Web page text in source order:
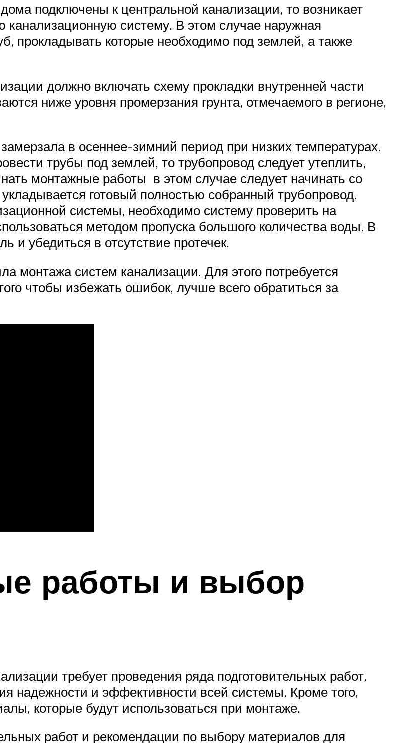
подключены к центральной канализации, то возникает
канализационную систему. В этом случае наружная
прокладывать которые необходимо под землей, а также
должно включать схему прокладки внутренней части
ниже уровня промерзания грунта, отмечаемого в регионе,
в осеннее-зимний период при низких температурах.
трубы под землей, то трубопровод следует утеплить,
монтажные работы в этом случае следует начинать со
готовый полностью собранный трубопровод.
системы, необходимо систему проверить на
методом пропуска большого количества воды. В
и убедиться в отсутствие протечек.
монтажа систем канализации. Для этого потребуется
чтобы избежать ошибок, лучше всего обратиться за
работы и выбор
требует проведения ряда подготовительных работ.
надежности и эффективности всей системы. Кроме того,
которые будут использоваться при монтаже.
работ и рекомендации по выбору материалов для